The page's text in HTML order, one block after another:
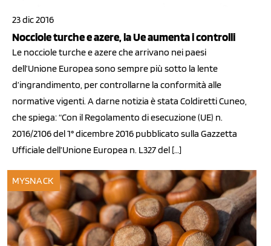
23 dic 2016
Nocciole turche e azere, la Ue aumenta i controlli
Le nocciole turche e azere che arrivano nei paesi
dell’Unione Europea sono sempre più sotto la lente
d’ingrandimento, per controllarne la conformità alle
normative vigenti. A darne notizia è stata Coldiretti Cuneo,
che spiega: “Con il Regolamento di esecuzione (UE) n.
2016/2106 del 1° dicembre 2016 pubblicato sulla Gazzetta
Ufficiale dell’Unione Europea n. L327 del […]
MYSNACK